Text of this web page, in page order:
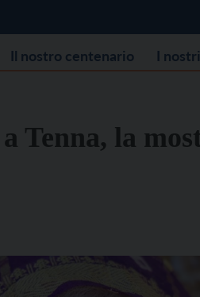
Il nostro centenario I
Tenna, la